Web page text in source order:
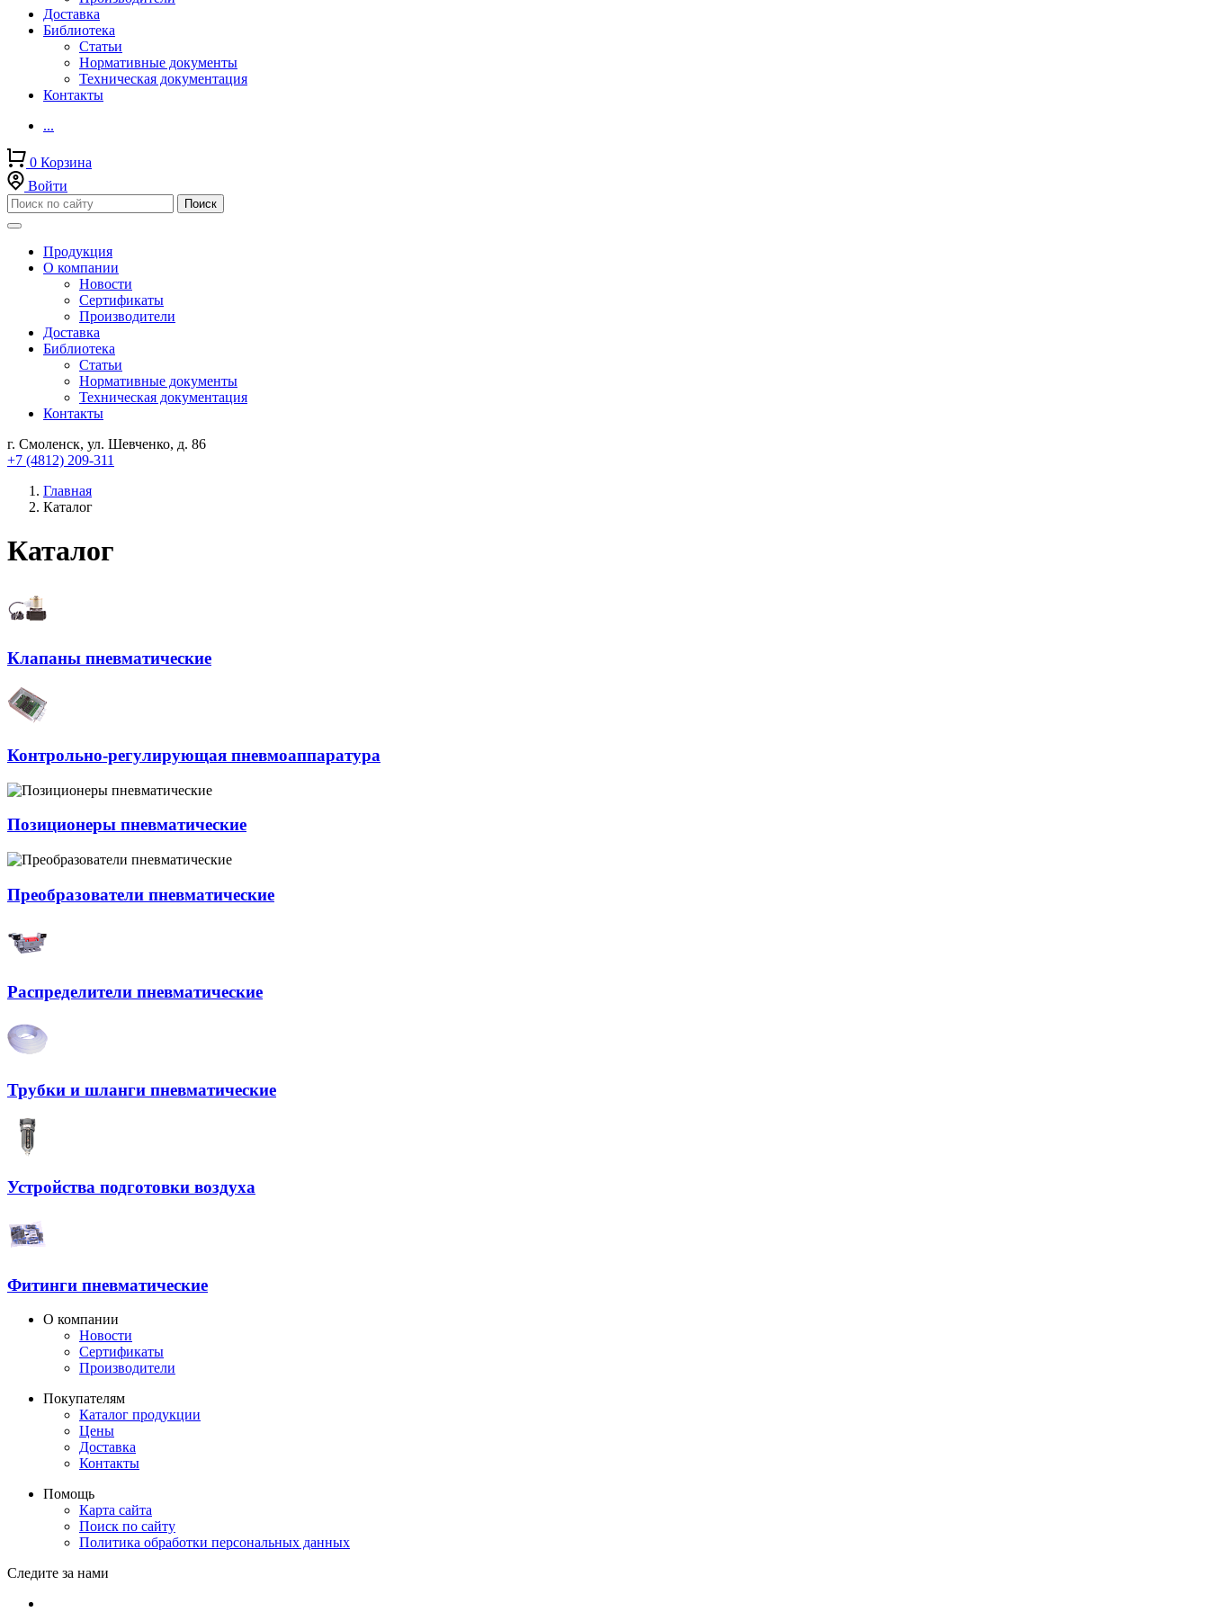
Доставка
Библиотека
Статьи
Нормативные документы
Техническая документация
Контакты
...
0 Корзина
Войти
Продукция
О компании
Новости
Сертификаты
Производители
Доставка
Библиотека
Статьи
Нормативные документы
Техническая документация
Контакты
г. Смоленск, ул. Шевченко, д. 86
+7 (4812) 209-311
Главная
Каталог
Каталог
Клапаны пневматические
Контрольно-регулирующая пневмоаппаратура
Позиционеры пневматические
Преобразователи пневматические
Распределители пневматические
Трубки и шланги пневматические
Устройства подготовки воздуха
Фитинги пневматические
О компании
Новости
Сертификаты
Производители
Покупателям
Каталог продукции
Цены
Доставка
Контакты
Помощь
Карта сайта
Поиск по сайту
Политика обработки персональных данных
Следите за нами